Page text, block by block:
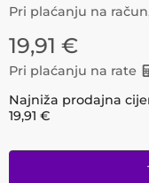
Pri plaćanju na
19,91 €
Pri plaćanju na rate
Najniža prodajna
19,91 €